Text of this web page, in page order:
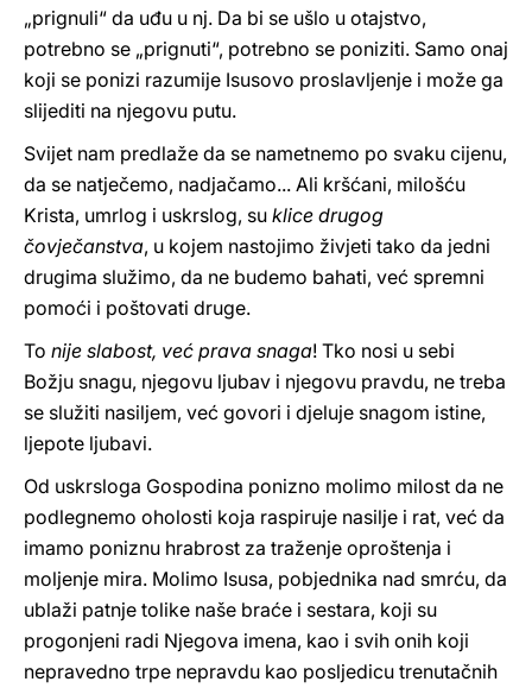
„prignuli“ da uđu u nj. Da bi se ušlo u otajstvo,
potrebno se „prignuti“, potrebno se poniziti. Samo onaj
koji se ponizi razumije Isusovo proslavljenje i može ga
slijediti na njegovu putu.
Svijet nam predlaže da se nametnemo po svaku cijenu,
da se natječemo, nadjačamo... Ali kršćani, milošću
Krista, umrlog i uskrslog, su klice drugog
čovječanstva, u kojem nastojimo živjeti tako da jedni
drugima služimo, da ne budemo bahati, već spremni
pomoći i poštovati druge.
To nije slabost, već prava snaga! Tko nosi u sebi
Božju snagu, njegovu ljubav i njegovu pravdu, ne treba
se služiti nasiljem, već govori i djeluje snagom istine,
ljepote ljubavi.
Od uskrsloga Gospodina ponizno molimo milost da ne
podlegnemo oholosti koja raspiruje nasilje i rat, već da
imamo poniznu hrabrost za traženje oproštenja i
moljenje mira. Molimo Isusa, pobjednika nad smrću, da
ublaži patnje tolike naše braće i sestara, koji su
progonjeni radi Njegova imena, kao i svih onih koji
nepravedno trpe nepravdu kao posljedicu trenutačnih